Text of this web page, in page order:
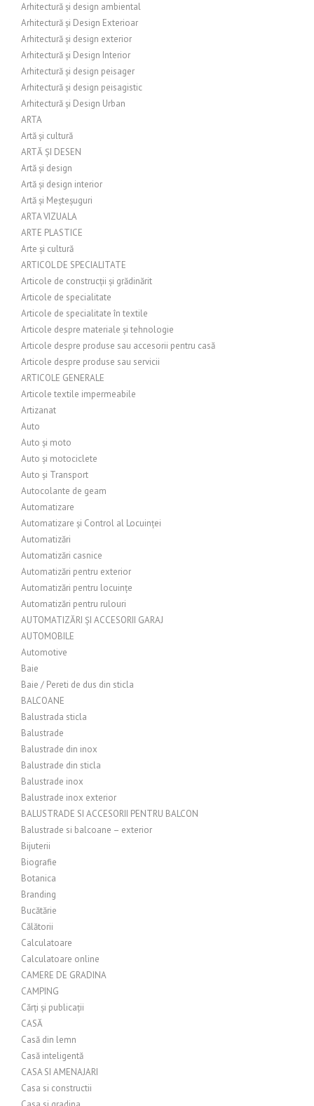
Arhitectură și design ambiental
Arhitectură și Design Exterioar
Arhitectură și design exterior
Arhitectură și Design Interior
Arhitectură și design peisager
Arhitectură și design peisagistic
Arhitectură și Design Urban
ARTA
Artă și cultură
ARTĂ ȘI DESEN
Artă și design
Artă și design interior
Artă și Meșteșuguri
ARTA VIZUALA
ARTE PLASTICE
Arte și cultură
ARTICOL DE SPECIALITATE
Articole de construcții și grădinărit
Articole de specialitate
Articole de specialitate în textile
Articole despre materiale și tehnologie
Articole despre produse sau accesorii pentru casă
Articole despre produse sau servicii
ARTICOLE GENERALE
Articole textile impermeabile
Artizanat
Auto
Auto și moto
Auto și motociclete
Auto și Transport
Autocolante de geam
Automatizare
Automatizare și Control al Locuinței
Automatizări
Automatizări casnice
Automatizări pentru exterior
Automatizări pentru locuințe
Automatizări pentru rulouri
AUTOMATIZĂRI ȘI ACCESORII GARAJ
AUTOMOBILE
Automotive
Baie
Baie / Pereti de dus din sticla
BALCOANE
Balustrada sticla
Balustrade
Balustrade din inox
Balustrade din sticla
Balustrade inox
Balustrade inox exterior
BALUSTRADE SI ACCESORII PENTRU BALCON
Balustrade si balcoane – exterior
Bijuterii
Biografie
Botanica
Branding
Bucătărie
Călătorii
Calculatoare
Calculatoare online
CAMERE DE GRADINA
CAMPING
Cărți și publicații
CASĂ
Casă din lemn
Casă inteligentă
CASA SI AMENAJARI
Casa si constructii